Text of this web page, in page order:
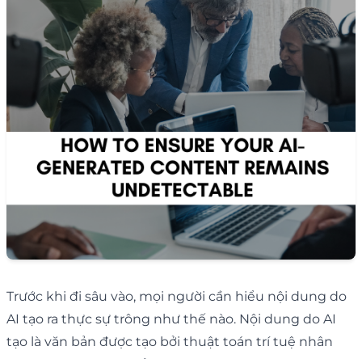
Trước khi đi sâu vào, mọi người cần hiểu nội dung do
AI tạo ra thực sự trông như thế nào. Nội dung do AI
tạo là văn bản được tạo bởi thuật toán trí tuệ nhân